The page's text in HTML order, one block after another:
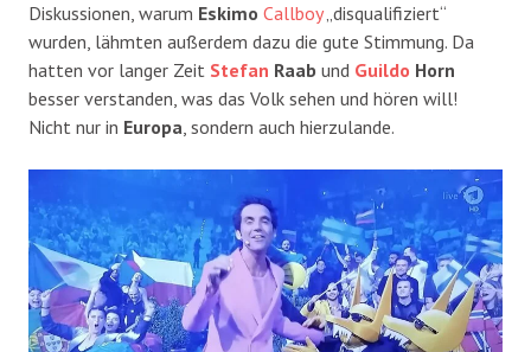
Diskussionen, warum Eskimo Callboy„disqualifiziert“
wurden, lähmten außerdem dazu die gute Stimmung. Da
hatten vor langer Zeit Stefan Raab und Guildo Horn
besser verstanden, was das Volk sehen und hören will!
Nicht nur in Europa, sondern auch hierzulande.